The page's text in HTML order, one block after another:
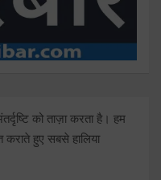
को ताज़ा करता है। हम
हुए सबसे हालिया